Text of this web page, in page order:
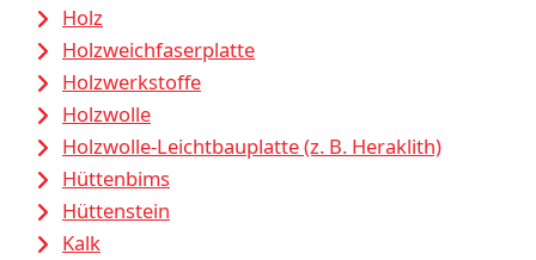
Holz
Holzweichfaserplatte
Holzwerkstoffe
Holzwolle
Holzwolle-Leichtbauplatte (z. B. Heraklith)
Hüttenbims
Hüttenstein
Kalk